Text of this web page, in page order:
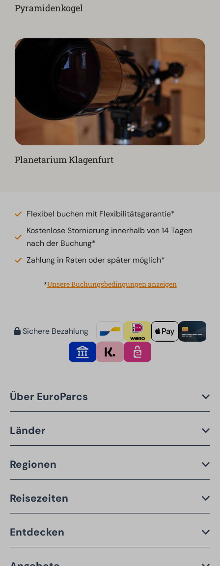
Pyramidenkogel
Planetarium Klagenfurt
Flexibel buchen mit Flexibilitätsgarantie*
Kostenlose Stornierung innerhalb von 14 Tagen
nach der Buchung*
Zahlung in Raten oder später möglich*
*Unsere Buchungsbedingungen anzeigen
Sichere Bezahlung
Über EuroParcs
Länder
Regionen
Reisezeiten
Entdecken